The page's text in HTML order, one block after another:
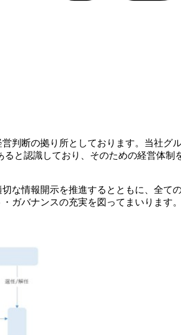
判断の拠り所としております。当社グ
と認識しており、そのための経営体制
な情報開示を推進するとともに、全て
ガバナンスの充実を図ってまいります。